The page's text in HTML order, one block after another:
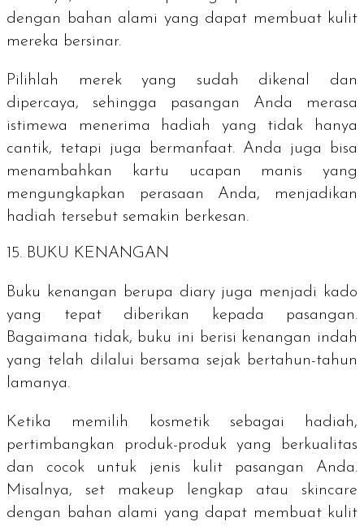
dengan bahan alami yang dapat membuat kulit
mereka bersinar.
Pilihlah merek yang sudah dikenal dan
dipercaya, sehingga pasangan Anda merasa
istimewa menerima hadiah yang tidak hanya
cantik, tetapi juga bermanfaat. Anda juga bisa
menambahkan kartu ucapan manis yang
mengungkapkan perasaan Anda, menjadikan
hadiah tersebut semakin berkesan.
15. BUKU KENANGAN
Buku kenangan berupa diary juga menjadi kado
yang tepat diberikan kepada pasangan.
Bagaimana tidak, buku ini berisi kenangan indah
yang telah dilalui bersama sejak bertahun-tahun
lamanya.
Ketika memilih kosmetik sebagai hadiah,
pertimbangkan produk-produk yang berkualitas
dan cocok untuk jenis kulit pasangan Anda.
Misalnya, set makeup lengkap atau skincare
dengan bahan alami yang dapat membuat kulit